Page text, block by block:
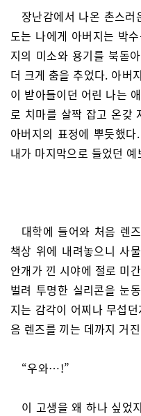
장난감에서 나온 촌스
도는 나에게 아버지는 박
지의 미소와 용기를 북돋
더 크게 춤을 추었다. 아버
이 받아들이던 어린 나는
로 치마를 살짝 잡고 온갖
아버지의 표정에 뿌듯했
내가 마지막으로 들었던
대학에 들어와 처음 렌
책상 위에 내려놓으니 사
안개가 낀 시야에 절로 미
벌려 투명한 실리콘을 눈
지는 감각이 어찌나 무섭
음 렌즈를 끼는 데까지 거
“우와…!”
이 고생을 왜 하나 싶었